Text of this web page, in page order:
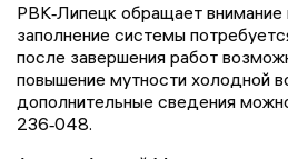
РВК‑Липецк обращает внимание
заполнение системы
после завершения работ
повышение мутности холодной
дополнительные сведения
236‑048.